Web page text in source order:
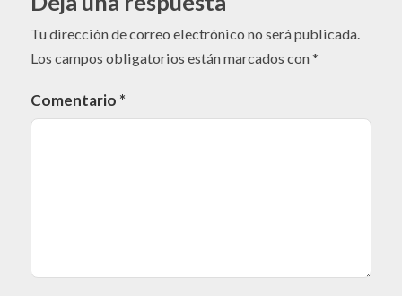
Tu dirección de correo electrónico no será publicada.
Los campos obligatorios están marcados con*
Comentario *